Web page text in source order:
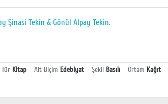
Şinasi Tekin & Gönül Alpay Tekin.
Tür Kitap Alt Biçim Edebiyat Şekil Basılı Ortam Kağıt